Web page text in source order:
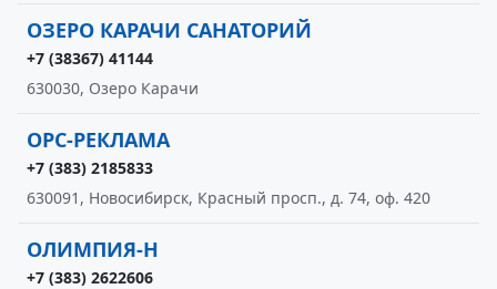
ОЗЕРО КАРАЧИ САНАТОРИЙ
+7 (38367) 41144
630030, Озеро Карачи
ОРС-РЕКЛАМА
+7 (383) 2185833
630091, Новосибирск, Красный просп., д. 74, оф. 420
ОЛИМПИЯ-Н
+7 (383) 2622606